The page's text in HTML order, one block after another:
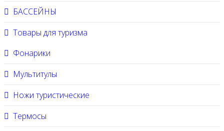
БАССЕЙНЫ
Товары для туризма
Фонарики
Мультитулы
Ножи туристические
Термосы